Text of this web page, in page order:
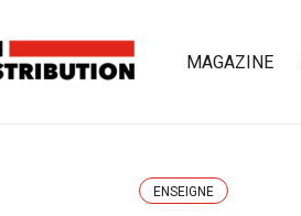
MAGAZINE
ENSEIGNE